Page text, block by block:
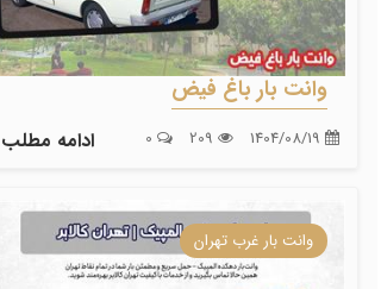
وانت بار باغ فیض
ادامه مطلب
وانت بار غرب تهران